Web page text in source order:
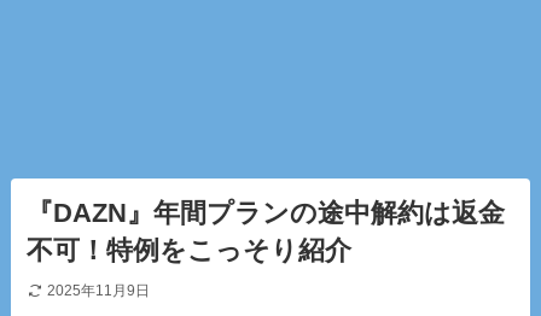
『DAZN』年間プランの途中解約は返金
不可！特例をこっそり紹介
2025年11月9日